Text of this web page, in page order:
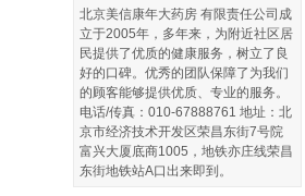
北京美信康年大药房 有限责任公司成
立于2005年，多年来，为附近社区居
民提供了优质的健康服务，树立了良
好的口碑。优秀的团队保障了为我们
的顾客能够提供优质、专业的服务。
电话/传真：010-67888761 地址：北
京市经济技术开发区荣昌东街7号院
富兴大厦底商1005，地铁亦庄线荣昌
东街地铁站A口出来即到。